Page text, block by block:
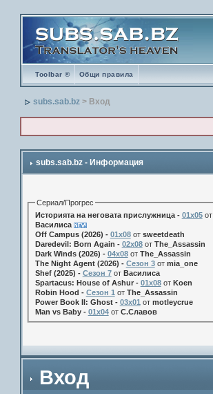
Toolbar ® Общи правила
subs.sab.bz > Вход
subs.sab.bz - Информация
Сериал/Прогрес
Историята на неговата прислужница - 01х05от
Василиса
Off Campus (2026) - 01x08от sweetdeath
Daredevil: Born Again - 02x08от The_Assassin
Dark Winds (2026) - 04x08от The_Assassin
The Night Agent (2026) - Сезон 3от mia_one
Shef (2025) - Сезон 7от Василиса
Spartacus: House of Ashur - 01x08от Koen
Robin Hood - Сезон 1 от The_Assassin
Power Book II: Ghost - 03x01 от motleycrue
Man vs Baby - 01x04от С.Славов
Вход